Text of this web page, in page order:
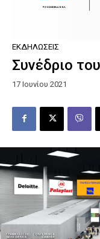
ΕΚΔΗΛΏΣΕΙΣ
Συνέδριο
17 Ιουνίου 2021